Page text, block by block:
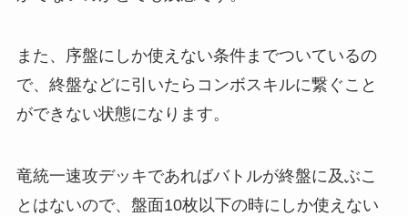
また、序盤にしか使えない条件までついているの
で、終盤などに引いたらコンボスキルに繋ぐこと
ができない状態になります。
竜統一速攻デッキであればバトルが終盤に及ぶこ
とはないので、盤面10枚以下の時にしか使えない